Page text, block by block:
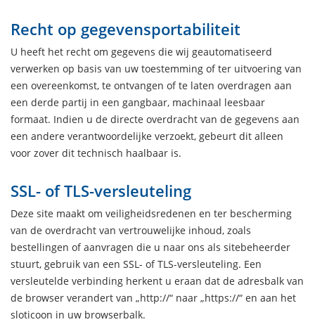
Recht op gegevensportabiliteit
U heeft het recht om gegevens die wij geautomatiseerd
verwerken op basis van uw toestemming of ter uitvoering van
een overeenkomst, te ontvangen of te laten overdragen aan
een derde partij in een gangbaar, machinaal leesbaar
formaat. Indien u de directe overdracht van de gegevens aan
een andere verantwoordelijke verzoekt, gebeurt dit alleen
voor zover dit technisch haalbaar is.
SSL- of TLS-versleuteling
Deze site maakt om veiligheidsredenen en ter bescherming
van de overdracht van vertrouwelijke inhoud, zoals
bestellingen of aanvragen die u naar ons als sitebeheerder
stuurt, gebruik van een SSL- of TLS-versleuteling. Een
versleutelde verbinding herkent u eraan dat de adresbalk van
de browser verandert van „http://“ naar „https://“ en aan het
sloticoon in uw browserbalk.